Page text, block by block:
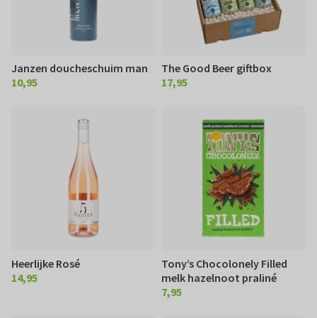
Janzen doucheschuim man
€ 10,95
10,95
The Good Beer giftbox
€ 17,95
17,95
Heerlijke Rosé
€ 14,95
14,95
Tony’s Chocolonely Filled
melk hazelnoot praliné
€ 7,95
7,95